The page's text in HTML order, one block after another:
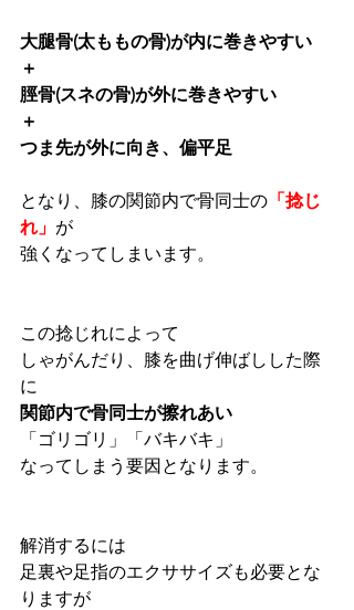
大腿骨(太ももの骨)が内に巻きやすい
＋
脛骨(スネの骨)が外に巻きやすい
＋
つま先が外に向き、偏平足
となり、膝の関節内で骨同士の 「捻じ
れ」 が
強くなってしまいます。
この捻じれによって
しゃがんだり、膝を曲げ伸ばしした際
に
関節内で骨同士が擦れあい
「ゴリゴリ」「バキバキ」
なってしまう要因となります。
解消するには
足裏や足指のエクササイズも必要とな
りますが